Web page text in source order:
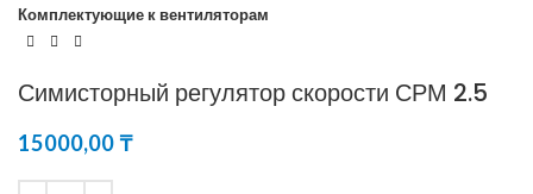
Комплектующие к вентиляторам
Симисторный регулятор скорости СРМ 2.5
15000,00₸